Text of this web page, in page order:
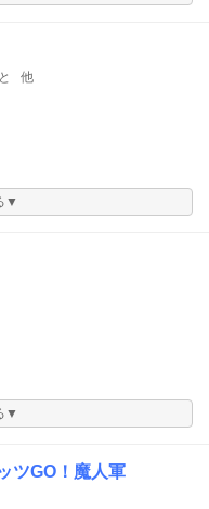
他
▼
▼
ツGO！魔人軍